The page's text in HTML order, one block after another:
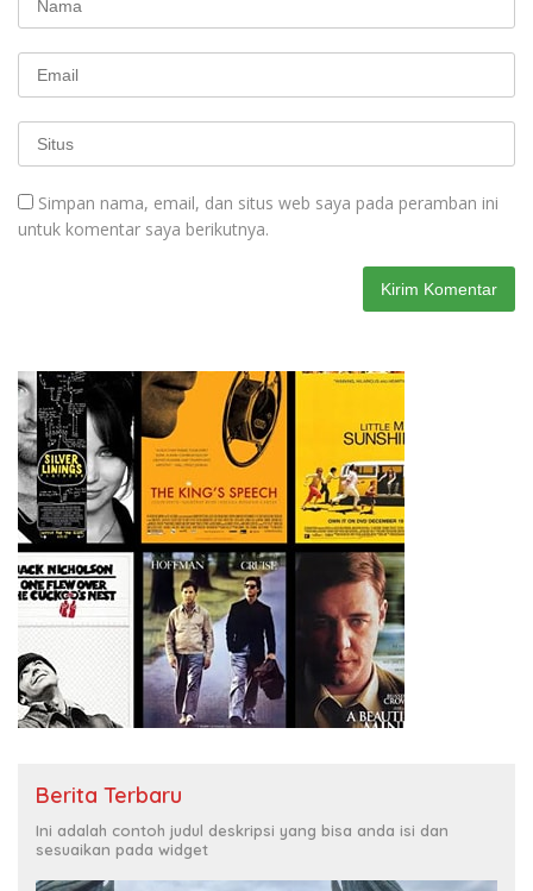
Simpan nama, email, dan situs web saya pada peramban ini
untuk komentar saya berikutnya.
Berita Terbaru
Ini adalah contoh judul deskripsi yang bisa anda isi dan
sesuaikan pada widget